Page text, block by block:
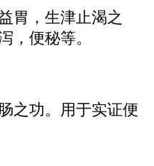
胃，生津止渴之
，便秘等。
之功。用于实证便